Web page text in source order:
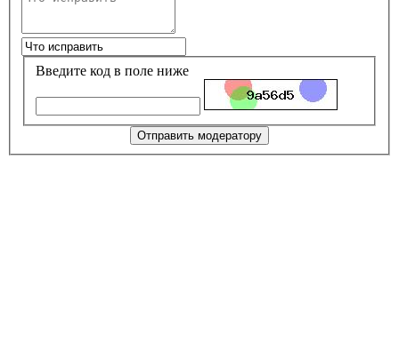
Введите код в поле ниже
Отправить модератору